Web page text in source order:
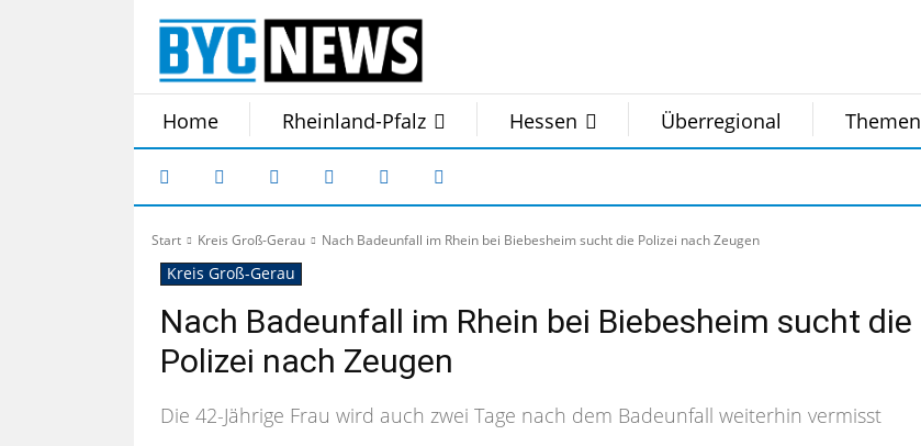
Home Rheinland-Pfalz Hessen Überregional Themen
Start Kreis Groß-Gerau Nach Badeunfall im Rhein bei Biebesheim sucht die Polizei nach Zeugen
Kreis Groß-Gerau
Nach Badeunfall im Rhein bei Biebesheim sucht die
Polizei nach Zeugen
Die 42-Jährige Frau wird auch zwei Tage nach dem Badeunfall weiterhin vermisst